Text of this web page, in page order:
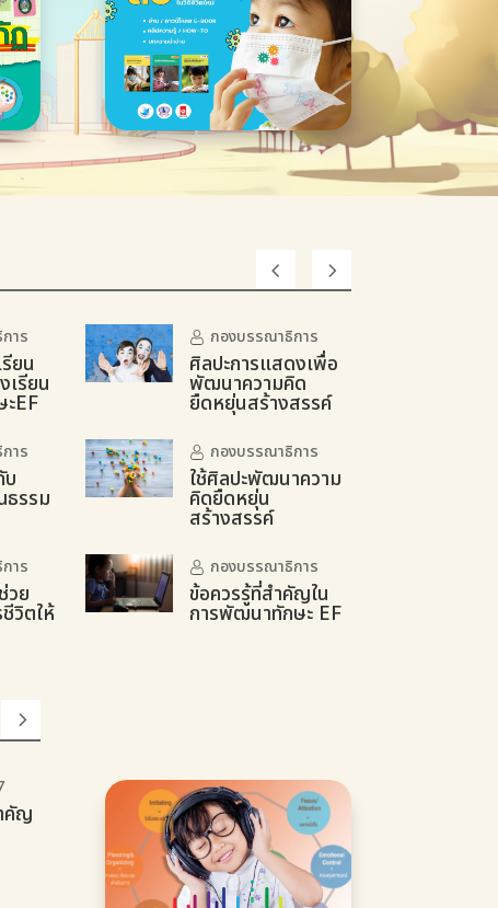
าร
ยน
เรียน
EF
กองบรรณาธิการ
ศิลปะการแสดงเพื่อ
พัฒนาความคิด
ยืดหยุ่นสร้างสรรค์
าร
บ
รรม
กองบรรณาธิการ
ใช้ศิลปะพัฒนาความ
คิดยืดหยุ่น
สร้างสรรค์
าร
วย
วิตให้
กองบรรณาธิการ
ข้อควรรู้ที่สำคัญใน
การพัฒนาทักษะ EF
คัญ